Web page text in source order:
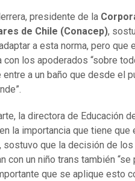
presidente de la
de Chile (Conacep),
a esta norma, pero que
con los apoderados “sobre
entre a un baño que desde el
la directora de Educación
la importancia que tiene
sostuvo que la decisión de
con un niño trans también
que se aplique esto